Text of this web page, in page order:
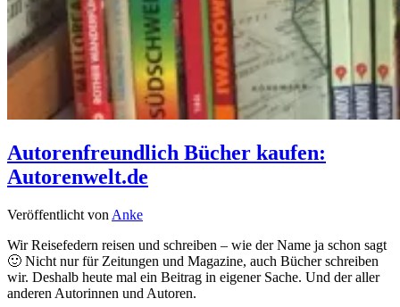
Autorenfreundlich Bücher kaufen:
Autorenwelt.de
Veröffentlicht von Anke
Wir Reisefedern reisen und schreiben – wie der Name ja schon sagt
🙂 Nicht nur für Zeitungen und Magazine, auch Bücher schreiben
wir. Deshalb heute mal ein Beitrag in eigener Sache. Und der aller
anderen Autorinnen und Autoren.